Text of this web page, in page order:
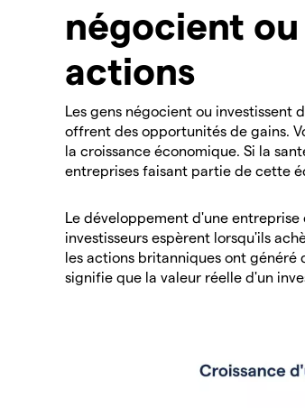
négocient
actions
Les gens négocient ou investissent
offrent des opportunités de gains.
la croissance économique. Si la
entreprises faisant partie de cette
Le développement d'une
investisseurs espèrent lorsqu'ils
les actions britanniques ont généré
signifie que la valeur réelle d'un